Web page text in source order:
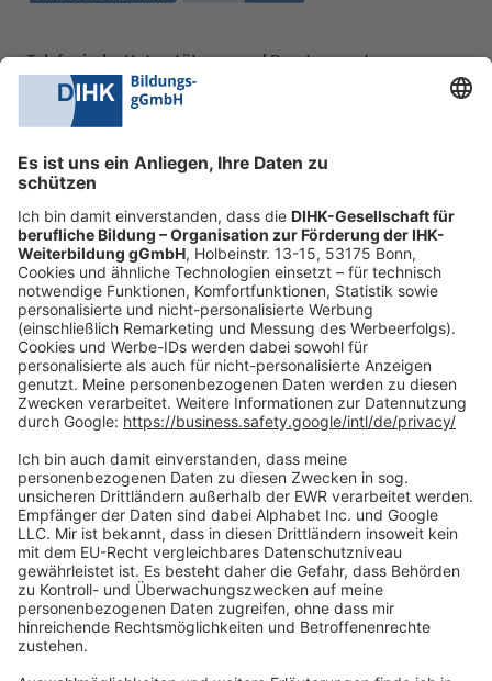
Telefonische Unterstützung und Beratung unter:
0228 6205 205
Fr.:
09:00-14:00 Uhr
shop@dihk-bildung.shop
Vertrag widerrufen
Zahlungsarten
Social Media
Oft Gesucht
Rund um die Prüfung